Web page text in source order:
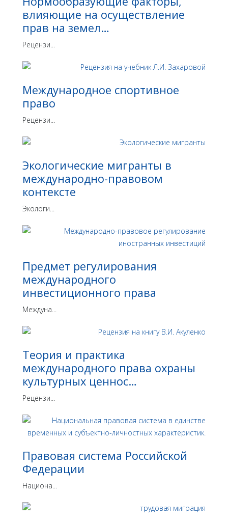
влияющие на осуществление
прав на земел…
Рецензи...
Международное спортивное
право
Рецензи...
Экологические мигранты в
международно-правовом
контексте
Экологи...
Предмет регулирования
международного
инвестиционного права
Междуна...
Теория и практика
международного права охраны
культурных ценнос…
Рецензи...
Правовая система Российской
Федерации
Национа...